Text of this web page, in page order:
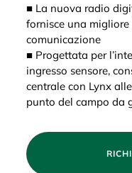
■ La nuova radio
fornisce una
comunicazione
■ Progettata per
ingresso sensore,
centrale con Lynx
punto del campo da